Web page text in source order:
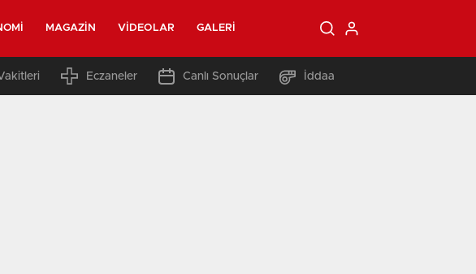
MAGAZIN VIDEOLAR GALERI
Eczaneler Canlı Sonuçlar İddaa